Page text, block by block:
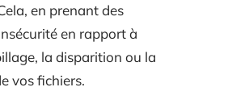
en prenant des
en rapport à
la disparition ou la
vos fichiers.